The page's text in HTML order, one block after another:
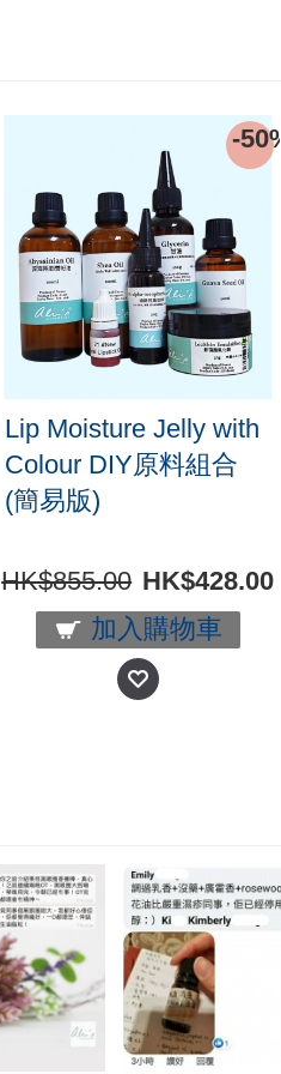
-50%
Lip Moisture Jelly with
Colour DIY原料組合
(簡易版)
HK$855.00 HK$428.00
加入購物車